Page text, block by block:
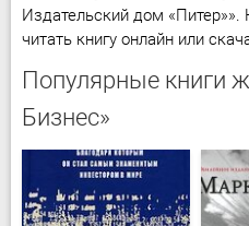
Издательский дом
читать книгу онлайн или
Популярные книги
Бизнес»